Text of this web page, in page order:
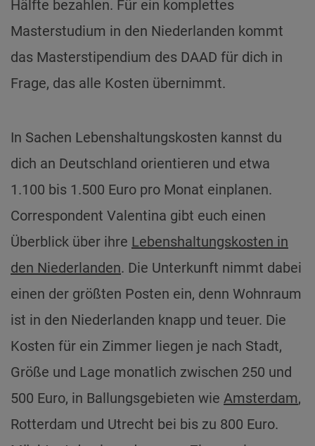
Hälfte bezahlen. Für ein komplettes
Masterstudium in den Niederlanden kommt
das Masterstipendium des DAAD für dich in
Frage, das alle Kosten übernimmt.
In Sachen Lebenshaltungskosten kannst du
dich an Deutschland orientieren und etwa
1.100 bis 1.500 Euro pro Monat einplanen.
Correspondent Valentina gibt euch einen
Überblick über ihre Lebenshaltungskosten in
den Niederlanden. Die Unterkunft nimmt dabei
einen der größten Posten ein, denn Wohnraum
ist in den Niederlanden knapp und teuer. Die
Kosten für ein Zimmer liegen je nach Stadt,
Größe und Lage monatlich zwischen 250 und
500 Euro, in Ballungsgebieten wie Amsterdam,
Rotterdam und Utrecht bei bis zu 800 Euro.